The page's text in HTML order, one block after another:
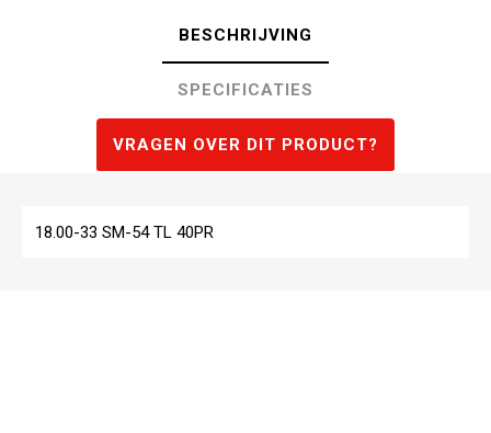
BESCHRIJVING
SPECIFICATIES
VRAGEN OVER DIT PRODUCT?
18.00-33 SM-54 TL 40PR